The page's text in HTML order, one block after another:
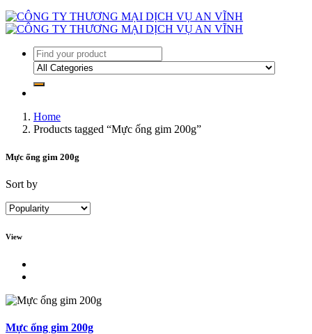
Home
Products tagged “Mực ống gim 200g”
Mực ống gim 200g
Sort by
View
Mực ống gim 200g